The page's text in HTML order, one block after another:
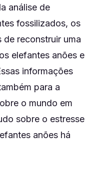
análise de
fossilizados, os
reconstruir uma
elefantes anões e
informações
para a
o mundo em
sobre o estresse
anões há